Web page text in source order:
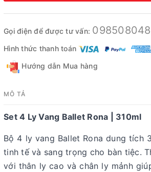
Gọi điện để được tư vấn:
Hình thức thanh toán
Hướng dẫn Mua hàng
MÔ TẢ
Set 4 Ly Vang Ballet Rona | 310ml
Bộ 4 ly vang Ballet Rona dung tích
tinh tế và sang trọng cho bàn tiệc.
với thân ly cao và chân ly mảnh